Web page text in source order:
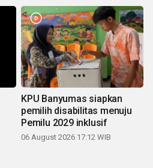
KPU Banyumas siapkan
pemilih disabilitas menuju
Pemilu 2029 inklusif
06 August 2026 17:12 WIB